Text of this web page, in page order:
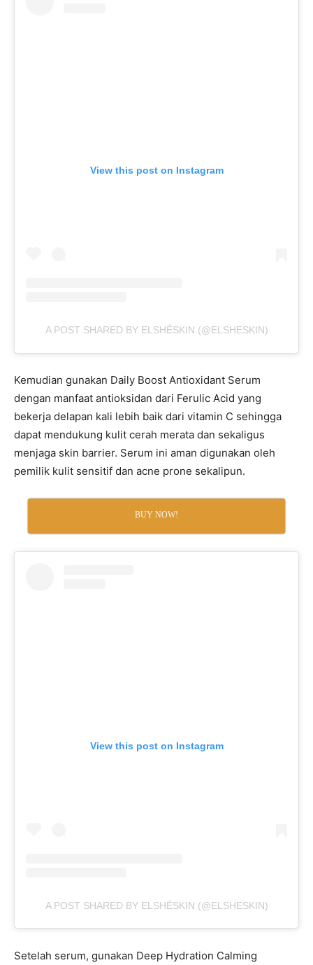
View this post on Instagram
A POST SHARED BY ELSHÉSKIN (@ELSHESKIN)
Kemudian gunakan Daily Boost Antioxidant Serum
dengan manfaat antioksidan dari Ferulic Acid yang
bekerja delapan kali lebih baik dari vitamin C sehingga
dapat mendukung kulit cerah merata dan sekaligus
menjaga skin barrier. Serum ini aman digunakan oleh
pemilik kulit sensitif dan acne prone sekalipun.
BUY NOW!
View this post on Instagram
A POST SHARED BY ELSHÉSKIN (@ELSHESKIN)
Setelah serum, gunakan Deep Hydration Calming